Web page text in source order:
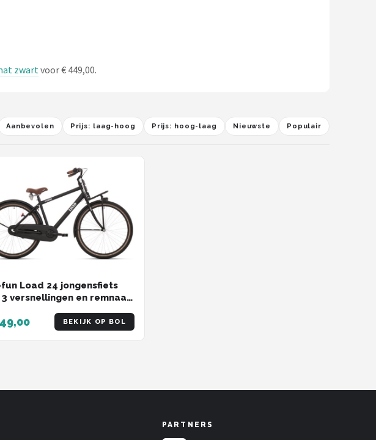
zwartvoor € 449,00.
Aanbevolen Prijs: laag-hoog Prijs: hoog-laag Nieuwste Populair
Load 24 jongensfiets
versnellingen en remnaaf
BEKIJK OP BOL
PARTNERS